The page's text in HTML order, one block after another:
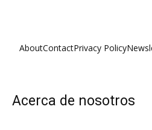
AboutContactPrivacy Policy
Acerca de nosotros